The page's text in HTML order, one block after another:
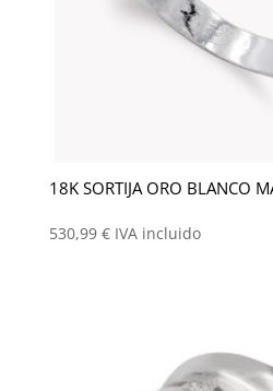
18K SORTIJA ORO BLANCO
530,99 € IVA incluido